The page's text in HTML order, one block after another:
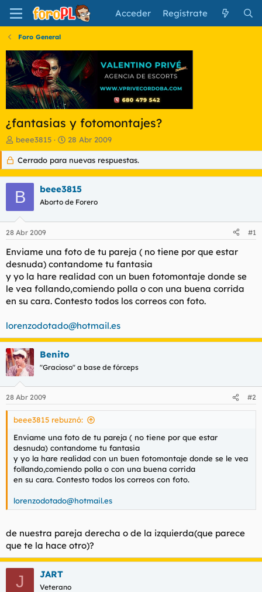
Acceder Regístrate
Foro General
¿fantasias y fotomontajes?
I
n
c
i
a
d
o
r
d
l
t
e
m
beee3815
F
e
c
h
d
e
n
i
o
28 Abr 2009
Cerrado para nuevas respuestas.
B beee3815
Aborto de Forero
28 Abr 2009 #1
Enviame una foto de tu pareja ( no tiene por que estar
desnuda) contandome tu fantasia
y yo la hare realidad con un buen fotomontaje donde se
le vea follando,comiendo polla o con una buena corrida
en su cara. Contesto todos los correos con foto.
lorenzodotado@hotmail.es
Benito
"Gracioso" a base de fórceps
28 Abr 2009 #2
beee3815 rebuznó:
Enviame una foto de tu pareja ( no tiene por que estar
desnuda) contandome tu fantasia
y yo la hare realidad con un buen fotomontaje donde se le vea
follando,comiendo polla o con una buena corrida
en su cara. Contesto todos los correos con foto.
lorenzodotado@hotmail.es
de nuestra pareja derecha o de la izquierda(que parece
que te la hace otro)?
J JART
Veterano